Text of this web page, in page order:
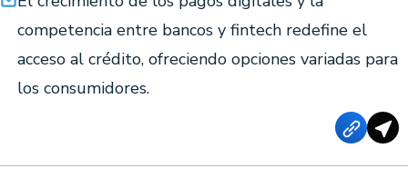
competencia entre bancos y fintech redefine el
acceso al crédito, ofreciendo opciones variadas para
los consumidores.